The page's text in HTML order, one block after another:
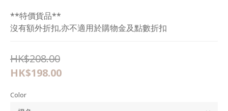
**特價貨品**
沒有額外折扣,亦不適用於購物金及點數折扣
HK$208.00
HK$198.00
Color